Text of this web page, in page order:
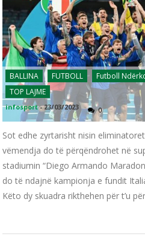
BALLINA FUTBOLL Futboll
TOP LAJME
infosport -23/03/2023 0
Sot edhe zyrtarisht nisin
vëmendja do të përqëndrohet në
stadiumin “Diego Armando
do të ndajnë kampionja e fundit
Këto dy skuadra rikthehen për t’u